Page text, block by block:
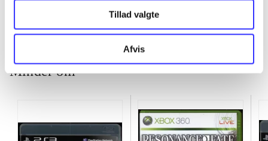
Tillad valgte
Afvis
Minder om